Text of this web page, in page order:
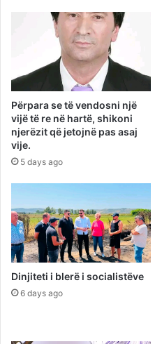
Përpara se të vendosni një
vijë të re në hartë, shikoni
njerëzit që jetojnë pas asaj
vije.
5 days ago
Dinjiteti i blerë i socialistëve
6 days ago